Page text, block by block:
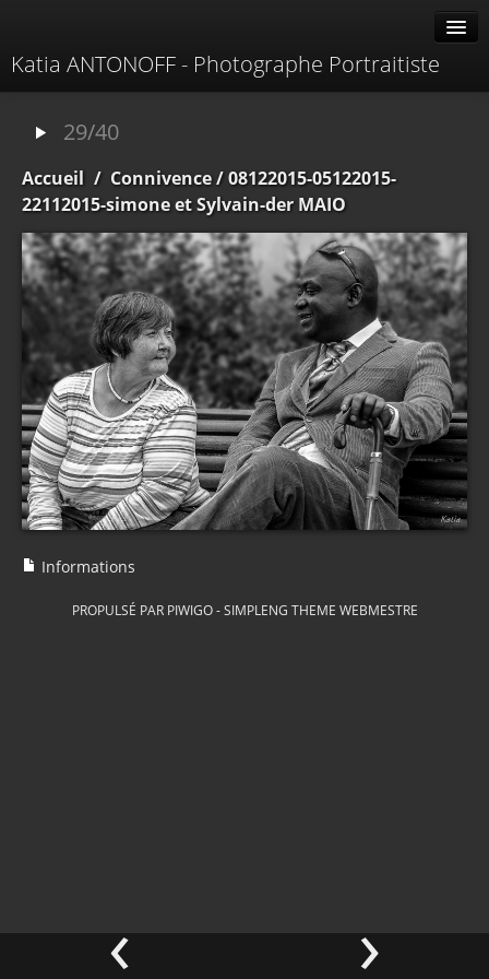
Katia ANTONOFF - Photographe Portraitiste
À propos
Contacter
29/40
Accueil / Connivence/ 08122015-05122015-
22112015-simone et Sylvain-der MAIO
‹ ›
Informations
PROPULSÉ PAR PIWIGO-SIMPLENG THEME WEBMESTRE